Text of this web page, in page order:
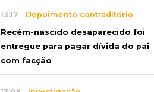
13:17 Depoimento contraditório
Recém-nascido desaparecido foi
entregue para pagar dívida do pai
com facção